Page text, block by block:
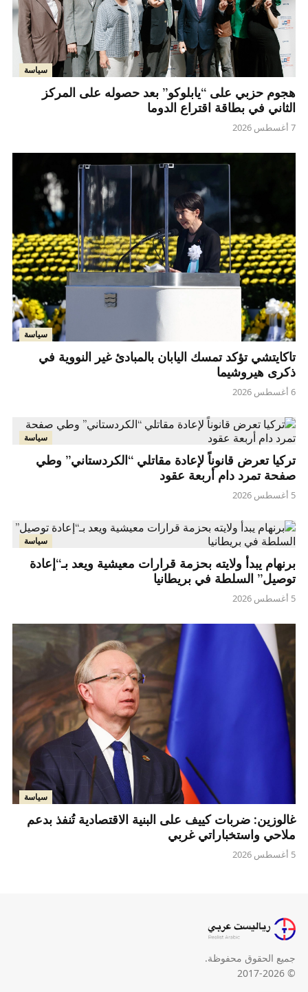
سياسة
هجوم حزبي على “يابلوكو” بعد حصوله على المركز
الثاني في بطاقة اقتراع الدوما
7 أغسطس 2026
سياسة
تاكايتشي تؤكد تمسك اليابان بالمبادئ غير النووية في
ذكرى هيروشيما
6 أغسطس 2026
سياسة
تركيا تعرض قانوناً لإعادة مقاتلي “الكردستاني” وطي
صفحة تمرد دام أربعة عقود
5 أغسطس 2026
سياسة
برنهام يبدأ ولايته بحزمة قرارات معيشية ويعد بـ“إعادة
توصيل” السلطة في بريطانيا
5 أغسطس 2026
سياسة
غالوزين: ضربات كييف على البنية الاقتصادية تُنفذ بدعم
ملاحي واستخباراتي غربي
5 أغسطس 2026
جميع الحقوق محفوظة.
© 2017-2026